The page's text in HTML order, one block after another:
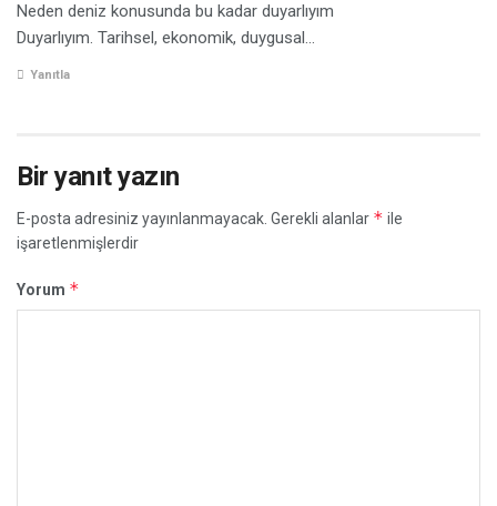
Neden deniz konusunda bu kadar duyarlıyım
Duyarlıyım. Tarihsel, ekonomik, duygusal…
Yanıtla
Bir yanıt yazın
E-posta adresiniz yayınlanmayacak. Gerekli alanlar * ile
işaretlenmişlerdir
Yorum *